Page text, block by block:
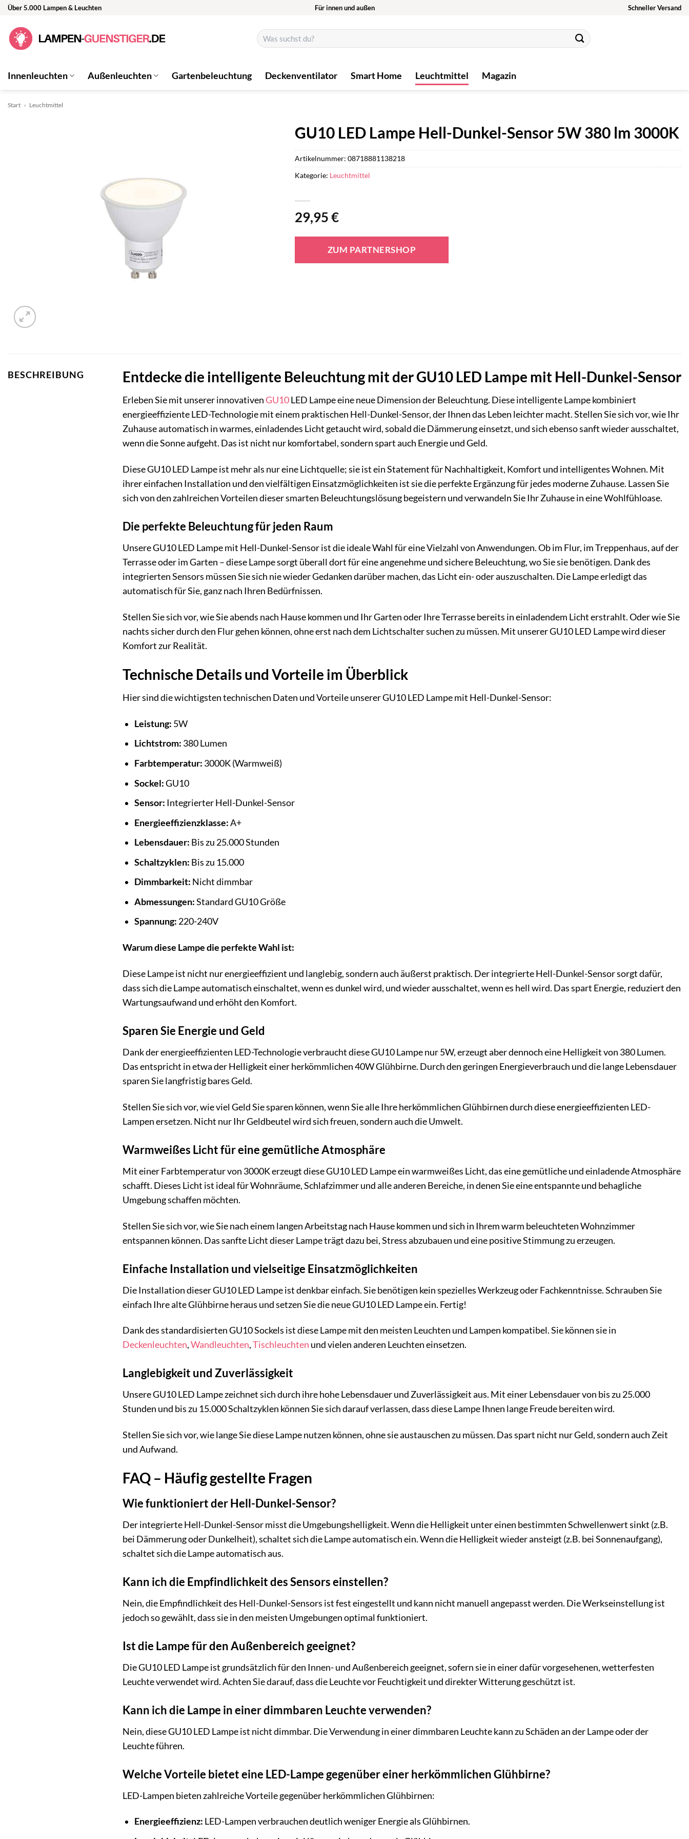
Zum
springen
Über 5.000 Lampen & Leuchten Für innen und außen Schneller Versand
Suchen
nach:
Innenleuchten Außenleuchten Gartenbeleuchtung Deckenventilator Smart Home Leuchtmittel Magazin
Start » Leuchtmittel
GU10 LED Lampe Hell-Dunkel-Sensor 5W 380 lm 3000K
29,95€
ZUM PARTNERSHOP
Artikelnummer: 08718881138218
Kategorie: Leuchtmittel
BESCHREIBUNG Entdecke die intelligente Beleuchtung mit der GU10 LED Lampe mit Hell-Dunkel-Sensor
Erleben Sie mit unserer innovativenGU10LED Lampe eine neue Dimension der Beleuchtung. Diese intelligente Lampe kombiniert
energieeffiziente LED-Technologie mit einem praktischen Hell-Dunkel-Sensor, der Ihnen das Leben leichter macht. Stellen Sie sich vor, wie Ihr
Zuhause automatisch in warmes, einladendes Licht getaucht wird, sobald die Dämmerung einsetzt, und sich ebenso sanft wieder ausschaltet,
wenn die Sonne aufgeht. Das ist nicht nur komfortabel, sondern spart auch Energie und Geld.
Diese GU10 LED Lampe ist mehr als nur eine Lichtquelle; sie ist ein Statement für Nachhaltigkeit, Komfort und intelligentes Wohnen. Mit
ihrer einfachen Installation und den vielfältigen Einsatzmöglichkeiten ist sie die perfekte Ergänzung für jedes moderne Zuhause. Lassen Sie
sich von den zahlreichen Vorteilen dieser smarten Beleuchtungslösung begeistern und verwandeln Sie Ihr Zuhause in eine Wohlfühloase.
Die perfekte Beleuchtung für jeden Raum
Unsere GU10 LED Lampe mit Hell-Dunkel-Sensor ist die ideale Wahl für eine Vielzahl von Anwendungen. Ob im Flur, im Treppenhaus, auf der
Terrasse oder im Garten – diese Lampe sorgt überall dort für eine angenehme und sichere Beleuchtung, wo Sie sie benötigen. Dank des
integrierten Sensors müssen Sie sich nie wieder Gedanken darüber machen, das Licht ein- oder auszuschalten. Die Lampe erledigt das
automatisch für Sie, ganz nach Ihren Bedürfnissen.
Stellen Sie sich vor, wie Sie abends nach Hause kommen und Ihr Garten oder Ihre Terrasse bereits in einladendem Licht erstrahlt. Oder wie Sie
nachts sicher durch den Flur gehen können, ohne erst nach dem Lichtschalter suchen zu müssen. Mit unserer GU10 LED Lampe wird dieser
Komfort zur Realität.
Technische Details und Vorteile im Überblick
Hier sind die wichtigsten technischen Daten und Vorteile unserer GU10 LED Lampe mit Hell-Dunkel-Sensor:
Leistung: 5W
Lichtstrom: 380 Lumen
Farbtemperatur: 3000K (Warmweiß)
Sockel:GU10
Sensor: Integrierter Hell-Dunkel-Sensor
Energieeffizienzklasse:A+
Lebensdauer: Bis zu 25.000 Stunden
Schaltzyklen: Bis zu 15.000
Dimmbarkeit: Nicht dimmbar
Abmessungen:Standard GU10 Größe
Spannung: 220-240V
Warum diese Lampe die perfekte Wahl ist:
Diese Lampe ist nicht nur energieeffizient und langlebig, sondern auch äußerst praktisch. Der integrierte Hell-Dunkel-Sensor sorgt dafür,
dass sich die Lampe automatisch einschaltet, wenn es dunkel wird, und wieder ausschaltet, wenn es hell wird. Das spart Energie, reduziert den
Wartungsaufwand und erhöht den Komfort.
Sparen Sie Energie und Geld
Dank der energieeffizienten LED-Technologie verbraucht diese GU10 Lampe nur 5W, erzeugt aber dennoch eine Helligkeit von 380 Lumen.
Das entspricht in etwa der Helligkeit einer herkömmlichen 40W Glühbirne. Durch den geringen Energieverbrauch und die lange Lebensdauer
sparen Sie langfristig bares Geld.
Stellen Sie sich vor, wie viel Geld Sie sparen können, wenn Sie alle Ihre herkömmlichen Glühbirnen durch diese energieeffizienten LED-
Lampen ersetzen. Nicht nur Ihr Geldbeutel wird sich freuen, sondern auch die Umwelt.
Warmweißes Licht für eine gemütliche Atmosphäre
Mit einer Farbtemperatur von 3000K erzeugt diese GU10 LED Lampe ein warmweißes Licht, das eine gemütliche und einladende Atmosphäre
schafft. Dieses Licht ist ideal für Wohnräume, Schlafzimmer und alle anderen Bereiche, in denen Sie eine entspannte und behagliche
Umgebung schaffen möchten.
Stellen Sie sich vor, wie Sie nach einem langen Arbeitstag nach Hause kommen und sich in Ihrem warm beleuchteten Wohnzimmer
entspannen können. Das sanfte Licht dieser Lampe trägt dazu bei, Stress abzubauen und eine positive Stimmung zu erzeugen.
Einfache Installation und vielseitige Einsatzmöglichkeiten
Die Installation dieser GU10 LED Lampe ist denkbar einfach. Sie benötigen kein spezielles Werkzeug oder Fachkenntnisse. Schrauben Sie
einfach Ihre alte Glühbirne heraus und setzen Sie die neue GU10 LED Lampe ein. Fertig!
Dank des standardisierten GU10 Sockels ist diese Lampe mit den meisten Leuchten und Lampen kompatibel. Sie können sie in
Deckenleuchten,Wandleuchten,Tischleuchten und vielen anderen Leuchten einsetzen.
Langlebigkeit und Zuverlässigkeit
Unsere GU10 LED Lampe zeichnet sich durch ihre hohe Lebensdauer und Zuverlässigkeit aus. Mit einer Lebensdauer von bis zu 25.000
Stunden und bis zu 15.000 Schaltzyklen können Sie sich darauf verlassen, dass diese Lampe Ihnen lange Freude bereiten wird.
Stellen Sie sich vor, wie lange Sie diese Lampe nutzen können, ohne sie austauschen zu müssen. Das spart nicht nur Geld, sondern auch Zeit
und Aufwand.
FAQ – Häufig gestellte Fragen
Wie funktioniert der Hell-Dunkel-Sensor?
Der integrierte Hell-Dunkel-Sensor misst die Umgebungshelligkeit. Wenn die Helligkeit unter einen bestimmten Schwellenwert sinkt (z.B.
bei Dämmerung oder Dunkelheit), schaltet sich die Lampe automatisch ein. Wenn die Helligkeit wieder ansteigt (z.B. bei Sonnenaufgang),
schaltet sich die Lampe automatisch aus.
Kann ich die Empfindlichkeit des Sensors einstellen?
Nein, die Empfindlichkeit des Hell-Dunkel-Sensors ist fest eingestellt und kann nicht manuell angepasst werden. Die Werkseinstellung ist
jedoch so gewählt, dass sie in den meisten Umgebungen optimal funktioniert.
Ist die Lampe für den Außenbereich geeignet?
Die GU10 LED Lampe ist grundsätzlich für den Innen- und Außenbereich geeignet, sofern sie in einer dafür vorgesehenen, wetterfesten
Leuchte verwendet wird. Achten Sie darauf, dass die Leuchte vor Feuchtigkeit und direkter Witterung geschützt ist.
Kann ich die Lampe in einer dimmbaren Leuchte verwenden?
Nein, diese GU10 LED Lampe ist nicht dimmbar. Die Verwendung in einer dimmbaren Leuchte kann zu Schäden an der Lampe oder der
Leuchte führen.
Welche Vorteile bietet eine LED-Lampe gegenüber einer herkömmlichen Glühbirne?
LED-Lampen bieten zahlreiche Vorteile gegenüber herkömmlichen Glühbirnen:
Energieeffizienz: LED-Lampen verbrauchen deutlich weniger Energie als Glühbirnen.